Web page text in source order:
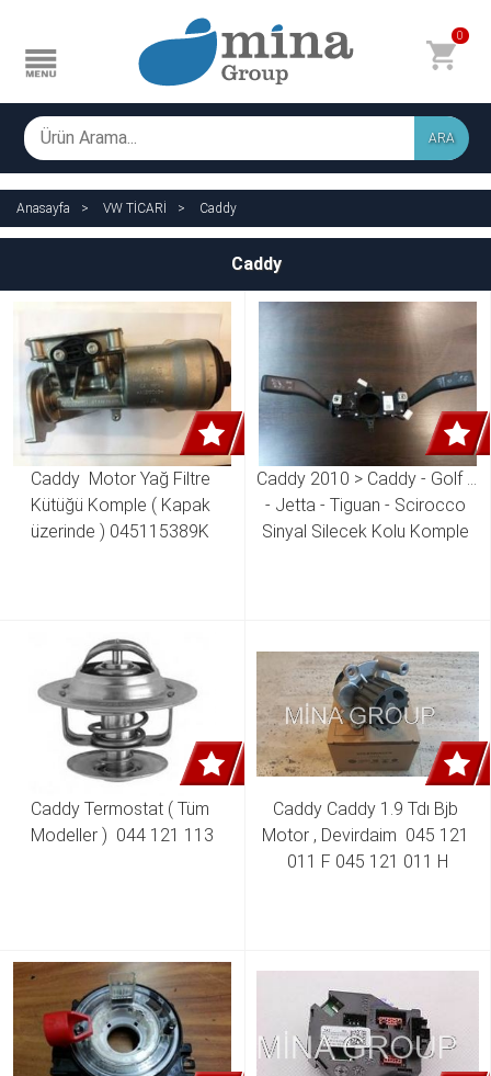
0
ARA
Anasayfa VW TİCARİ Caddy
Caddy
Caddy  Motor Yağ Filtre
Kütüğü Komple ( Kapak
üzerinde ) 045115389K
Caddy 2010 > Caddy - Golf 6
- Jetta - Tiguan - Scirocco
Sinyal Silecek Kolu Komple
Caddy Termostat ( Tüm
Modeller )  044 121 113
Caddy Caddy 1.9 Tdı Bjb
Motor , Devirdaim  045 121
011 F 045 121 011 H